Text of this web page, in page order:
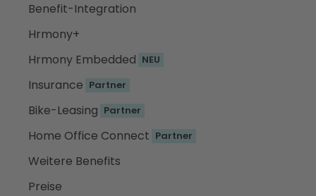
Benefit-Integration
Hrmony+
Hrmony Embedded NEU
Insurance Partner
Bike-Leasing Partner
Home Office Connect Partner
Weitere Benefits
Preise